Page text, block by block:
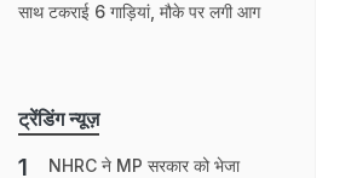
साथ टकराई 6 गाड़ियां, मौके पर लगी आग
ट्रेंडिंग न्यूज़
NHRC ने MP सरकार को भेजा